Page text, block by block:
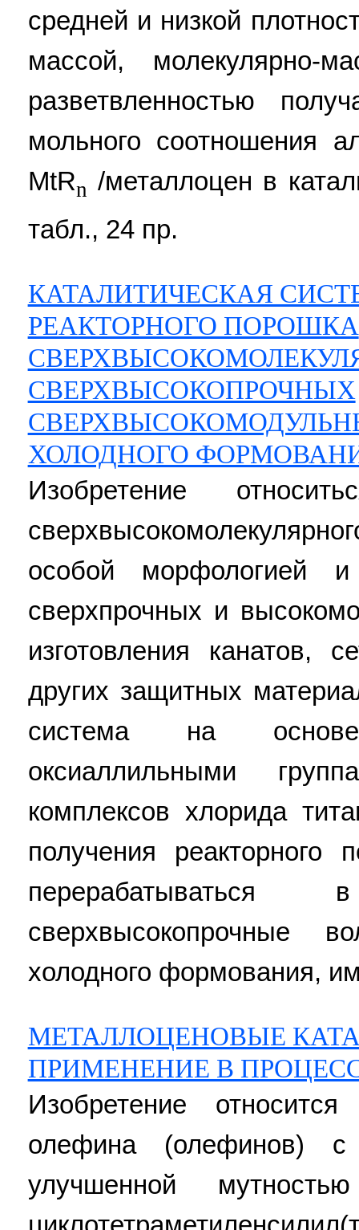
средней и низкой
массой, молекулярно-
разветвленностью
мольного соотношения
MtRn /металлоцен в
табл., 24 пр.
КАТАЛИТИЧЕСКАЯ
РЕАКТОРНОГО ПОРОШКА
СВЕРХВЫСОКОПРОЧНЫХ
ХОЛОДНОГО
Изобретение
особой морфологией
сверхпрочных и
изготовления канатов,
других защитных
система на основе
оксиаллильными
комплексов хлорида
получения
перерабатываться
сверхвысокопрочные
холодного формования,
МЕТАЛЛОЦЕНОВЫЕ
ПРИМЕНЕНИЕ В
Изобретение
олефина (олефинов)
улучшенной